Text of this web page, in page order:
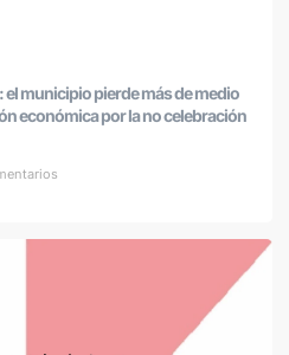
municipio pierde más de medio
económica por la no celebración